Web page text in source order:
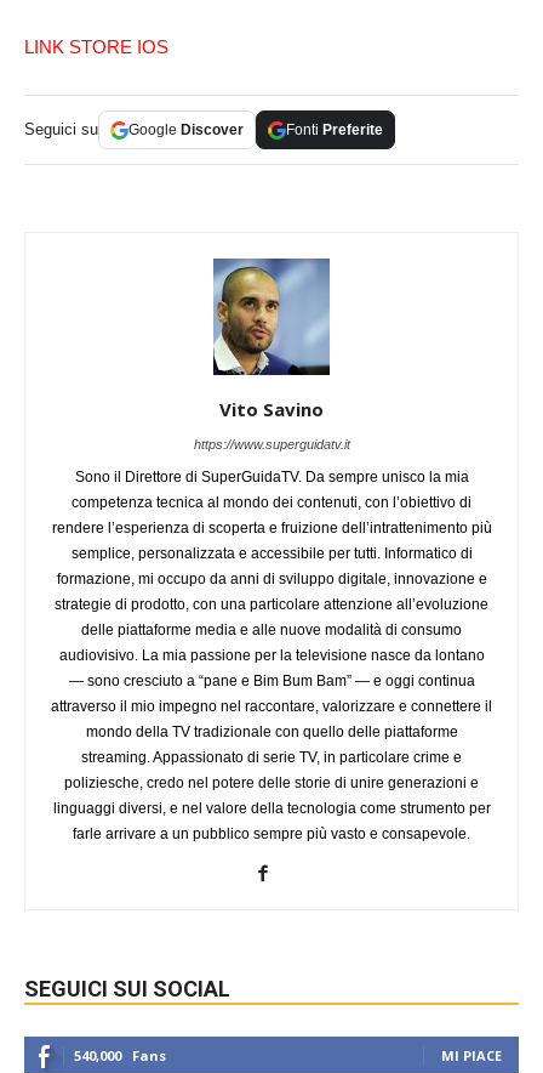
LINK STORE IOS
Seguici su Google Discover Fonti Preferite
Vito Savino
https://www.superguidatv.it
Sono il Direttore di SuperGuidaTV. Da sempre unisco la mia
competenza tecnica al mondo dei contenuti, con l’obiettivo di
rendere l’esperienza di scoperta e fruizione dell’intrattenimento più
semplice, personalizzata e accessibile per tutti. Informatico di
formazione, mi occupo da anni di sviluppo digitale, innovazione e
strategie di prodotto, con una particolare attenzione all’evoluzione
delle piattaforme media e alle nuove modalità di consumo
audiovisivo. La mia passione per la televisione nasce da lontano
— sono cresciuto a “pane e Bim Bum Bam” — e oggi continua
attraverso il mio impegno nel raccontare, valorizzare e connettere il
mondo della TV tradizionale con quello delle piattaforme
streaming. Appassionato di serie TV, in particolare crime e
poliziesche, credo nel potere delle storie di unire generazioni e
linguaggi diversi, e nel valore della tecnologia come strumento per
farle arrivare a un pubblico sempre più vasto e consapevole.
SEGUICI SUI SOCIAL
540,000 Fans MI PIACE